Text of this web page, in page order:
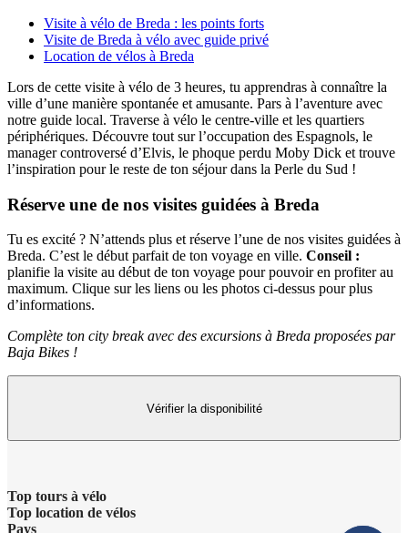
Visite à vélo de Breda : les points forts
Visite de Breda à vélo avec guide privé
Location de vélos à Breda
Lors de cette visite à vélo de 3 heures, tu apprendras à connaître la
ville d’une manière spontanée et amusante. Pars à l’aventure avec
notre guide local. Traverse à vélo le centre-ville et les quartiers
périphériques. Découvre tout sur l’occupation des Espagnols, le
manager controversé d’Elvis, le phoque perdu Moby Dick et trouve
l’inspiration pour le reste de ton séjour dans la Perle du Sud !
Réserve une de nos visites guidées à Breda
Tu es excité ? N’attends plus et réserve l’une de nos visites guidées à
Breda. C’est le début parfait de ton voyage en ville. Conseil :
planifie la visite au début de ton voyage pour pouvoir en profiter au
maximum. Clique sur les liens ou les photos ci-dessus pour plus
d’informations.
Complète ton city break avec des excursions à Breda proposées par
Baja Bikes !
Vérifier la disponibilité
Top tours à vélo
Top location de vélos
Pays